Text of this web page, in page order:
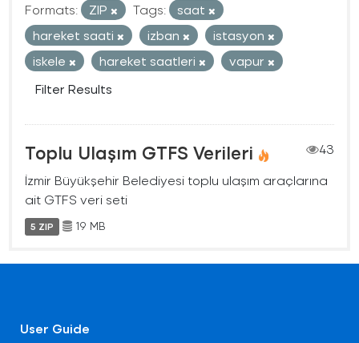
Formats:
ZIP Tags:
saat
hareket saati
izban
istasyon
iskele
hareket saatleri
vapur
Filter Results
Toplu Ulaşım GTFS Verileri
43
İzmir Büyükşehir Belediyesi toplu ulaşım araçlarına
ait GTFS veri seti
5 ZIP 19 MB
User Guide